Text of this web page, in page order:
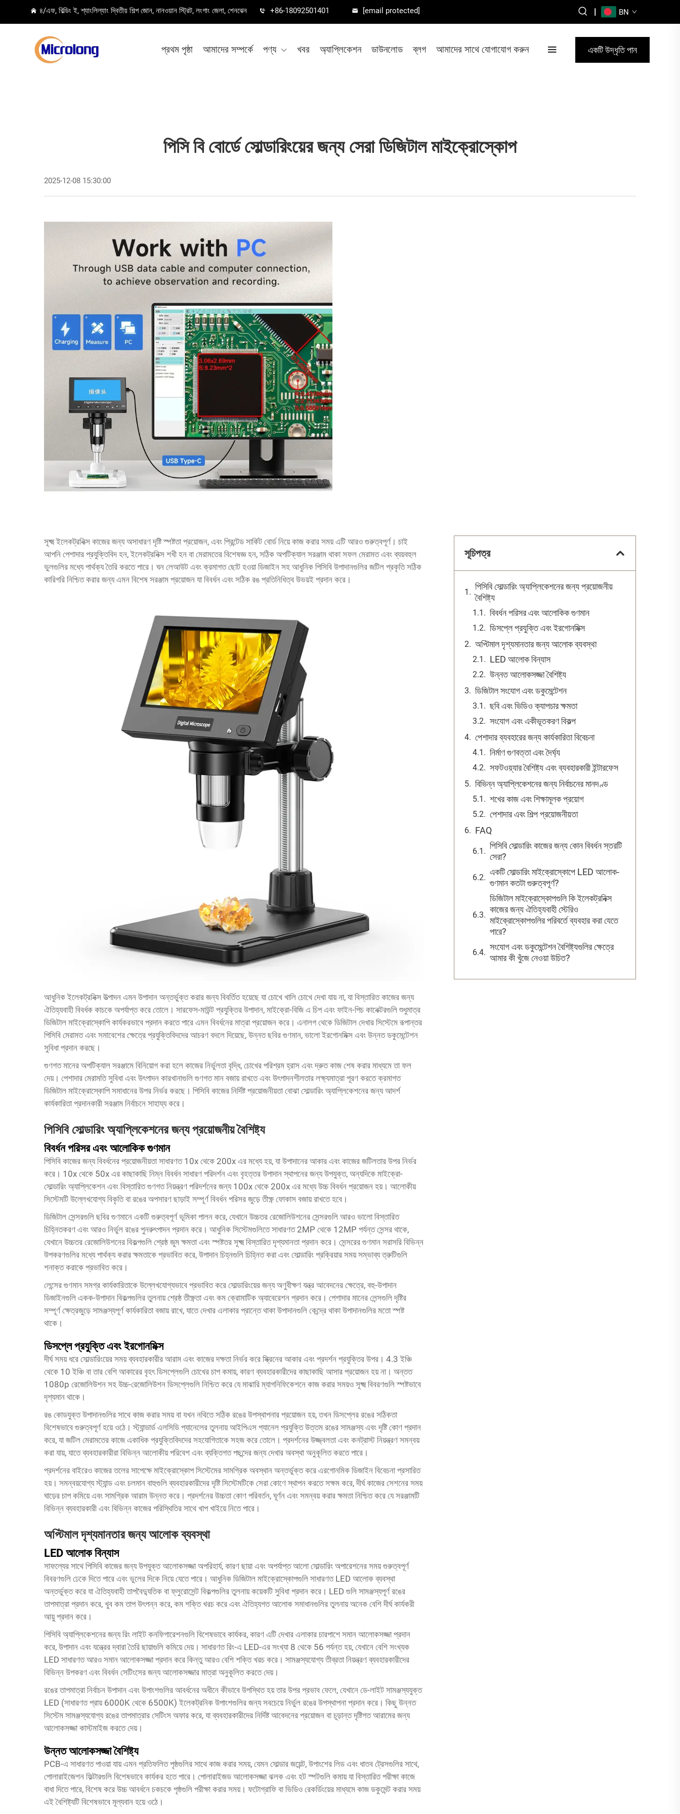
৪/এফ, বিল্ডিং ই, শ্যাংলিল্যাং দ্বিতীয় শিল্প জোন, নানওয়ান স্ট্রিট, লংগাং জেলা, শেনঝেন +86-18092501401 [email protected] | BN
প্রথম পৃষ্ঠা আমাদের সম্পর্কে পণ্য খবর অ্যাপ্লিকেশন ডাউনলোড ব্লগ আমাদের সাথে যোগাযোগ করুন একটি উদ্ধৃতি পান
পিসি বি বোর্ডে সোল্ডারিংয়ের জন্য সেরা ডিজিটাল মাইক্রোস্কোপ
2025-12-08 15:30:00
সূক্ষ্ম ইলেকট্রনিক্স কাজের জন্য অসাধারণ দৃষ্টি স্পষ্টতা প্রয়োজন, এবং প্রিন্টেড সার্কিট বোর্ড নিয়ে কাজ করার সময় এটি আরও গুরুত্বপূর্ণ। চাই
আপনি পেশাদার প্রযুক্তিবিদ হন, ইলেকট্রনিক্স শখী হন বা মেরামতের বিশেষজ্ঞ হন, সঠিক অপটিক্যাল সরঞ্জাম থাকা সফল মেরামত এবং ব্যয়বহুল
ভুলগুলির মধ্যে পার্থক্য তৈরি করতে পারে। ঘন লেআউট এবং ক্রমাগত ছোট হওয়া ডিজাইন সহ আধুনিক পিসিবি উপাদানগুলির জটিল প্রকৃতি সঠিক
কারিগরি নিশ্চিত করার জন্য এমন বিশেষ সরঞ্জাম প্রয়োজন যা বিবর্ধন এবং সঠিক রঙ প্রতিনিধিত্ব উভয়ই প্রদান করে।
আধুনিক ইলেকট্রনিক্স উত্পাদন এমন উপাদান অন্তর্ভুক্ত করার জন্য বিবর্তিত হয়েছে যা চোখে খালি চোখে দেখা যায় না, যা বিস্তারিত কাজের জন্য
ঐতিহ্যবাহী বিবর্ধক কাচকে অপর্যাপ্ত করে তোলে। সারফেস-মাউন্ট প্রযুক্তির উপাদান, মাইক্রো-বিজি এ চিপ এবং ফাইন-পিচ কানেক্টরগুলি শুধুমাত্র
ডিজিটাল মাইক্রোস্কোপি কার্যকরভাবে প্রদান করতে পারে এমন বিবর্ধনের মাত্রা প্রয়োজন করে। এনালগ থেকে ডিজিটাল দেখার সিস্টেমে রূপান্তর
পিসিবি মেরামত এবং সমাবেশের ক্ষেত্রে প্রযুক্তিবিদদের আচরণ বদলে দিয়েছে, উন্নত ছবির গুণমান, ভালো ইরগোনমিক্স এবং উন্নত ডকুমেন্টেশন
সুবিধা প্রদান করছে।
গুণগত মানের অপটিক্যাল সরঞ্জামে বিনিয়োগ করা হলে কাজের নির্ভুলতা বৃদ্ধি, চোখের পরিশ্রম হ্রাস এবং দ্রুত কাজ শেষ করার মাধ্যমে তা ফল
দেয়। পেশাদার মেরামতি সুবিধা এবং উৎপাদন কারখানাগুলি গুণগত মান বজায় রাখতে এবং উৎপাদনশীলতার লক্ষ্যমাত্রা পূরণ করতে ক্রমাগত
ডিজিটাল মাইক্রোস্কোপি সমাধানের উপর নির্ভর করছে। পিসিবি কাজের নির্দিষ্ট প্রয়োজনীয়তা বোঝা সোল্ডারিং অ্যাপ্লিকেশনের জন্য আদর্শ
কার্যকারিতা প্রদানকারী সরঞ্জাম নির্বাচনে সাহায্য করে।
পিসিবি সোল্ডারিং অ্যাপ্লিকেশনের জন্য প্রয়োজনীয় বৈশিষ্ট্য
বিবর্ধন পরিসর এবং আলোকিক গুণমান
পিসিবি কাজের জন্য বিবর্ধনের প্রয়োজনীয়তা সাধারণত 10x থেকে 200x এর মধ্যে হয়, যা উপাদানের আকার এবং কাজের জটিলতার উপর নির্ভর
করে। 10x থেকে 50x এর কাছাকাছি নিম্ন বিবর্ধন সাধারণ পরিদর্শন এবং বৃহত্তর উপাদান স্থাপনের জন্য উপযুক্ত, অন্যদিকে মাইক্রো-
সোল্ডারিং অ্যাপ্লিকেশন এবং বিস্তারিত গুণগত নিয়ন্ত্রণ পরিদর্শনের জন্য 100x থেকে 200x এর মধ্যে উচ্চ বিবর্ধন প্রয়োজন হয়। আলোকীয়
সিস্টেমটি উল্লেখযোগ্য বিকৃতি বা রঙের অপসারণ ছাড়াই সম্পূর্ণ বিবর্ধন পরিসর জুড়ে তীক্ষ্ণ ফোকাস বজায় রাখতে হবে।
ডিজিটাল সেন্সরগুলি ছবির গুণমানে একটি গুরুত্বপূর্ণ ভূমিকা পালন করে, যেখানে উচ্চতর রেজোলিউশনের সেন্সরগুলি আরও ভালো বিস্তারিত
চিহ্নিতকরণ এবং আরও নির্ভুল রঙের পুনরুৎপাদন প্রদান করে। আধুনিক সিস্টেমগুলিতে সাধারণত 2MP থেকে 12MP পর্যন্ত সেন্সর থাকে,
যেখানে উচ্চতর রেজোলিউশনের বিকল্পগুলি শ্রেষ্ঠ জুম ক্ষমতা এবং স্পষ্টতর সূক্ষ্ম বিস্তারিত দৃশ্যমানতা প্রদান করে। সেন্সরের গুণমান সরাসরি বিভিন্ন
উপকরণগুলির মধ্যে পার্থক্য করার ক্ষমতাকে প্রভাবিত করে, উপাদান চিহ্নগুলি চিহ্নিত করা এবং সোল্ডারিং প্রক্রিয়ার সময় সম্ভাব্য ত্রুটিগুলি
শনাক্ত করাকে প্রভাবিত করে।
লেন্সের গুণমান সমগ্র কার্যকারিতাকে উল্লেখযোগ্যভাবে প্রভাবিত করে সোল্ডারিংয়ের জন্য অণুবীক্ষণ যন্ত্র আবেদনের ক্ষেত্রে, বহু-উপাদান
ডিজাইনগুলি একক-উপাদান বিকল্পগুলির তুলনায় শ্রেষ্ঠ তীক্ষ্ণতা এবং কম ক্রোমাটিক অ্যাবেরেশন প্রদান করে। পেশাদার মানের লেন্সগুলি দৃষ্টির
সম্পূর্ণ ক্ষেত্রজুড়ে সামঞ্জস্যপূর্ণ কার্যকারিতা বজায় রাখে, যাতে দেখার এলাকার প্রান্তে থাকা উপাদানগুলি কেন্দ্রে থাকা উপাদানগুলির মতো স্পষ্ট
থাকে।
ডিসপ্লে প্রযুক্তি এবং ইরগোনমিক্স
দীর্ঘ সময় ধরে সোল্ডারিংয়ের সময় ব্যবহারকারীর আরাম এবং কাজের দক্ষতা নির্ভর করে স্ক্রিনের আকার এবং প্রদর্শন প্রযুক্তির উপর। 4.3 ইঞ্চি
থেকে 10 ইঞ্চি বা তার বেশি আকারের বৃহৎ ডিসপ্লেগুলি চোখের চাপ কমায়, কারণ ব্যবহারকারীদের কাছাকাছি আসার প্রয়োজন হয় না। অন্তত
1080p রেজোলিউশন সহ উচ্চ-রেজোলিউশন ডিসপ্লেগুলি নিশ্চিত করে যে মাঝারি ম্যাগনিফিকেশনে কাজ করার সময়ও সূক্ষ্ম বিবরণগুলি স্পষ্টভাবে
দৃশ্যমান থাকে।
রঙ কোডযুক্ত উপাদানগুলির সাথে কাজ করার সময় বা যখন নথিতে সঠিক রঙের উপস্থাপনার প্রয়োজন হয়, তখন ডিসপ্লের রঙের সঠিকতা
বিশেষভাবে গুরুত্বপূর্ণ হয়ে ওঠে। স্ট্যান্ডার্ড এলসিডি প্যানেলের তুলনায় আইপিএস প্যানেল প্রযুক্তি উত্তম রঙের সামঞ্জস্য এবং দৃষ্টি কোণ প্রদান
করে, যা জটিল মেরামতের কাজে একাধিক প্রযুক্তিবিদদের সহযোগিতাকে সহজ করে তোলে। প্রদর্শনের উজ্জ্বলতা এবং কনট্রাস্ট নিয়ন্ত্রণ সমন্বয়
করা যায়, যাতে ব্যবহারকারীরা বিভিন্ন আলোকীয় পরিবেশ এবং ব্যক্তিগত পছন্দের জন্য দেখার অবস্থা অনুকূলিত করতে পারে।
প্রদর্শনের বাইরেও কাজের তলের সাপেক্ষে মাইক্রোস্কোপ সিস্টেমের সামগ্রিক অবস্থান অন্তর্ভুক্ত করে এরগোনমিক ডিজাইন বিবেচনা প্রসারিত
হয়। সমন্বয়যোগ্য স্ট্যান্ড এবং চলমান বাহুগুলি ব্যবহারকারীদের দৃষ্টি সিস্টেমটিকে সেরা কোণে স্থাপন করতে সক্ষম করে, দীর্ঘ কাজের সেশনের সময়
ঘাড়ের চাপ কমিয়ে এবং সামগ্রিক আরাম উন্নত করে। প্রদর্শনের উচ্চতা কোণ পরিবর্তন, ঘূর্ণন এবং সমন্বয় করার ক্ষমতা নিশ্চিত করে যে সরঞ্জামটি
বিভিন্ন ব্যবহারকারী এবং বিভিন্ন কাজের পরিস্থিতির সাথে খাপ খাইয়ে নিতে পারে।
অপ্টিমাল দৃশ্যমানতার জন্য আলোক ব্যবস্থা
LED আলোক বিন্যাস
সাফল্যের সাথে পিসিবি কাজের জন্য উপযুক্ত আলোকসজ্জা অপরিহার্য, কারণ ছায়া এবং অপর্যাপ্ত আলো সোল্ডারিং অপারেশনের সময় গুরুত্বপূর্ণ
বিবরণগুলি ঢেকে দিতে পারে এবং ভুলের দিকে নিয়ে যেতে পারে। আধুনিক ডিজিটাল মাইক্রোস্কোপগুলি সাধারণত LED আলোক ব্যবস্থা
অন্তর্ভুক্ত করে যা ঐতিহ্যবাহী তাপবৈদ্যুতিক বা ফ্লুরোসেন্ট বিকল্পগুলির তুলনায় কয়েকটি সুবিধা প্রদান করে। LED গুলি সামঞ্জস্যপূর্ণ রঙের
তাপমাত্রা প্রদান করে, খুব কম তাপ উৎপন্ন করে, কম শক্তি খরচ করে এবং ঐতিহ্যগত আলোক সমাধানগুলির তুলনায় অনেক বেশি দীর্ঘ কার্যকরী
আয়ু প্রদান করে।
পিসিবি অ্যাপ্লিকেশনের জন্য রিং লাইট কনফিগারেশনগুলি বিশেষভাবে কার্যকর, কারণ এটি দেখার এলাকার চারপাশে সমান আলোকসজ্জা প্রদান
করে, উপাদান এবং যন্ত্রের দ্বারা তৈরি ছায়াগুলি কমিয়ে দেয়। সাধারণত রিং-এ LED-এর সংখ্যা 8 থেকে 56 পর্যন্ত হয়, যেখানে বেশি সংখ্যক
LED সাধারণত আরও সমান আলোকসজ্জা প্রদান করে কিন্তু আরও বেশি শক্তি খরচ করে। সামঞ্জস্যযোগ্য তীব্রতা নিয়ন্ত্রণ ব্যবহারকারীদের
বিভিন্ন উপকরণ এবং বিবর্ধন সেটিংসের জন্য আলোকসজ্জার মাত্রা অনুকূলিত করতে দেয়।
রঙের তাপমাত্রা নির্বাচন উপাদান এবং উপাংশগুলির আবর্ধনের অধীনে কীভাবে উপস্থিত হয় তার উপর প্রভাব ফেলে, যেখানে ডে-লাইট সামঞ্জস্যযুক্ত
LED (সাধারণত প্রায় 6000K থেকে 6500K) ইলেকট্রনিক উপাংশগুলির জন্য সবচেয়ে নির্ভুল রঙের উপস্থাপনা প্রদান করে। কিছু উন্নত
সিস্টেম সামঞ্জস্যযোগ্য রঙের তাপমাত্রার সেটিংস অফার করে, যা ব্যবহারকারীদের নির্দিষ্ট আবেদনের প্রয়োজন বা চূড়ান্ত দৃষ্টিগত আরামের জন্য
আলোকসজ্জা কাস্টমাইজ করতে দেয়।
উন্নত আলোকসজ্জা বৈশিষ্ট্য
PCB-এ সাধারণত পাওয়া যায় এমন প্রতিফলিত পৃষ্ঠগুলির সাথে কাজ করার সময়, যেমন সোল্ডার জয়েন্ট, উপাংশের লিড এবং ধাতব ট্রেসগুলির সাথে,
পোলারাইজেশন ফিল্টারগুলি বিশেষভাবে কার্যকর হতে পারে। পোলারাইজড আলোকসজ্জা ঝলক এবং হট স্পটগুলি কমায় যা বিস্তারিত পরীক্ষা কাজে
বাধা দিতে পারে, বিশেষ করে উচ্চ আবর্ধনে চকচকে পৃষ্ঠগুলি পরীক্ষা করার সময়। ফটোগ্রাফি বা ভিডিও রেকর্ডিংয়ের মাধ্যমে কাজ ডকুমেন্ট করার সময়
এই বৈশিষ্ট্যটি বিশেষভাবে মূল্যবান হয়ে ওঠে।
সূচিপত্র
পিসিবি সোল্ডারিং অ্যাপ্লিকেশনের জন্য প্রয়োজনীয়
বৈশিষ্ট্য
বিবর্ধন পরিসর এবং আলোকিক গুণমান
ডিসপ্লে প্রযুক্তি এবং ইরগোনমিক্স
অপ্টিমাল দৃশ্যমানতার জন্য আলোক ব্যবস্থা
LED আলোক বিন্যাস
উন্নত আলোকসজ্জা বৈশিষ্ট্য
ডিজিটাল সংযোগ এবং ডকুমেন্টেশন
ছবি এবং ভিডিও ক্যাপচার ক্ষমতা
সংযোগ এবং একীভূতকরণ বিকল্প
পেশাদার ব্যবহারের জন্য কার্যকারিতা বিবেচনা
নির্মাণ গুণবত্তা এবং দৈর্ঘ্য
সফটওয়্যার বৈশিষ্ট্য এবং ব্যবহারকারী ইন্টারফেস
বিভিন্ন অ্যাপ্লিকেশনের জন্য নির্বাচনের মানদণ্ড
শখের কাজ এবং শিক্ষামূলক প্রয়োগ
পেশাদার এবং শিল্প প্রয়োজনীয়তা
FAQ
পিসিবি সোল্ডারিং কাজের জন্য কোন বিবর্ধন স্তরটি
সেরা?
একটি সোল্ডারিং মাইক্রোস্কোপে LED আলোক-
গুণমান কতটা গুরুত্বপূর্ণ?
ডিজিটাল মাইক্রোস্কোপগুলি কি ইলেকট্রনিক্স
কাজের জন্য ঐতিহ্যবাহী স্টেরিও
মাইক্রোস্কোপগুলির পরিবর্তে ব্যবহার করা যেতে
পারে?
সংযোগ এবং ডকুমেন্টেশন বৈশিষ্ট্যগুলির ক্ষেত্রে
আমার কী খুঁজে নেওয়া উচিত?